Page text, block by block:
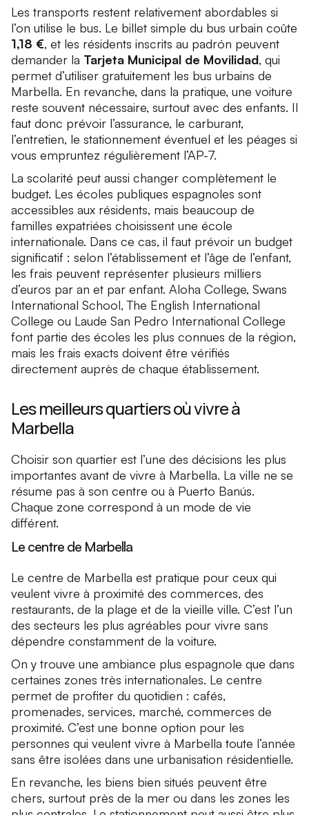
Les transports restent relativement abordables si
l’on utilise le bus. Le billet simple du bus urbain coûte
1,18 €, et les résidents inscrits au padrón peuvent
demander la Tarjeta Municipal de Movilidad, qui
permet d’utiliser gratuitement les bus urbains de
Marbella. En revanche, dans la pratique, une voiture
reste souvent nécessaire, surtout avec des enfants. Il
faut donc prévoir l’assurance, le carburant,
l’entretien, le stationnement éventuel et les péages si
vous empruntez régulièrement l’AP-7.
La scolarité peut aussi changer complètement le
budget. Les écoles publiques espagnoles sont
accessibles aux résidents, mais beaucoup de
familles expatriées choisissent une école
internationale. Dans ce cas, il faut prévoir un budget
significatif : selon l’établissement et l’âge de l’enfant,
les frais peuvent représenter plusieurs milliers
d’euros par an et par enfant. Aloha College, Swans
International School, The English International
College ou Laude San Pedro International College
font partie des écoles les plus connues de la région,
mais les frais exacts doivent être vérifiés
directement auprès de chaque établissement.
Les meilleurs quartiers où vivre à
Marbella
Choisir son quartier est l’une des décisions les plus
importantes avant de vivre à Marbella. La ville ne se
résume pas à son centre ou à Puerto Banús.
Chaque zone correspond à un mode de vie
différent.
Le centre de Marbella
Le centre de Marbella est pratique pour ceux qui
veulent vivre à proximité des commerces, des
restaurants, de la plage et de la vieille ville. C’est l’un
des secteurs les plus agréables pour vivre sans
dépendre constamment de la voiture.
On y trouve une ambiance plus espagnole que dans
certaines zones très internationales. Le centre
permet de profiter du quotidien : cafés,
promenades, services, marché, commerces de
proximité. C’est une bonne option pour les
personnes qui veulent vivre à Marbella toute l’année
sans être isolées dans une urbanisation résidentielle.
En revanche, les biens bien situés peuvent être
chers, surtout près de la mer ou dans les zones les